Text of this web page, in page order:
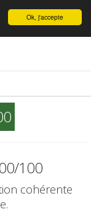
English Ok, j'accepte
100
cohérente